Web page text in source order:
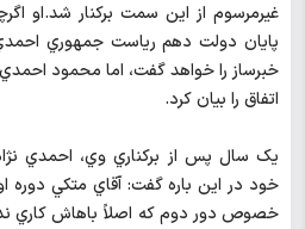
غيرمرسوم از اين سمت برکنار شد.او
پايان دولت دهم رياست جمهوري
خبرساز را خواهد گفت، اما محمود
اتفاق را بيان کرد.
يک سال پس از برکناري وي، احمدي
خود در اين باره گفت: آقاي متکي دوره
خصوص دور دوم که اصلاً باهاش کاري